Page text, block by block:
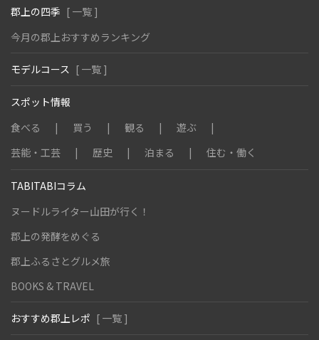
郡上の四季 [ 一覧 ]
今月の郡上おすすめランキング
モデルコース [ 一覧 ]
スポット情報
食べる
買う 観る
遊ぶ
芸能・工芸
歴史 泊まる 住む・働く
TABITABIコラム
ヌードルライター山田が行く！
郡上の発酵をめぐる
郡上ふるさとグルメ旅
BOOKS & TRAVEL
おすすめ郡上レポ [ 一覧 ]